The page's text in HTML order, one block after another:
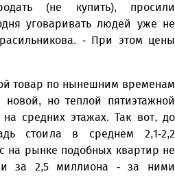
(не купить), просили
уговаривать людей уже не
- При этом цены
товар по нынешним временам
но теплой пятиэтажной
средних этажах. Так вот, до
стоила в среднем 2,1-2,2
на рынке подобных квартир не
за 2,5 миллиона - за ними